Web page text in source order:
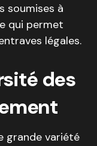
soumises à
qui permet
légales.
des
grande variété